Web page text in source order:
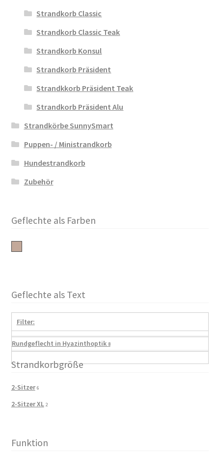
Strandkorb Classic
Strandkorb Classic Teak
Strandkorb Konsul
Strandkorb Präsident
Strandkkorb Präsident Teak
Strandkorb Präsident Alu
Strandkörbe SunnySmart
Puppen- / Ministrandkorb
Hundestrandkorb
Zubehör
Geflechte als Farben
Geflechte als Text
Filter:
Rundgeflecht in Hyazinthoptik 8
Strandkorbgröße
2-Sitzer 6
2-Sitzer XL 2
Funktion